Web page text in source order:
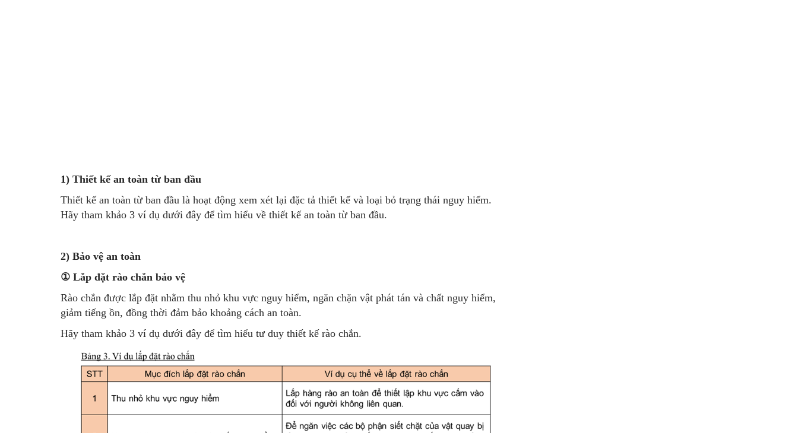
1) Thiết kế an toàn từ ban đầu
Thiết kế an toàn từ ban đầu là hoạt động xem xét lại đặc tả thiết kế và loại bỏ trạng thái nguy hiểm.
Hãy tham khảo 3 ví dụ dưới đây để tìm hiểu về thiết kế an toàn từ ban đầu.
2) Bảo vệ an toàn
① Lắp đặt rào chắn bảo vệ
Rào chắn được lắp đặt nhằm thu nhỏ khu vực nguy hiểm, ngăn chặn vật phát tán và chất nguy hiểm,
giảm tiếng ồn, đồng thời đảm bảo khoảng cách an toàn.
Hãy tham khảo 3 ví dụ dưới đây để tìm hiểu tư duy thiết kế rào chắn.